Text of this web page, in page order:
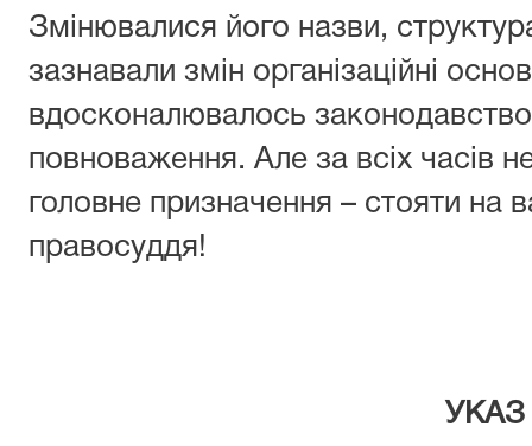
Змінювалися його назви,
зазнавали змін організаційні
вдосконалювалось
повноваження. Але за всіх часів
головне призначення – стояти на
правосуддя!
УКАЗ